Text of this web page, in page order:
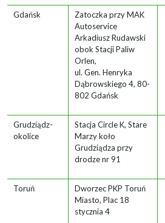
Gdańsk
Zatoczka przy MAK
Autoservice
Arkadiusz Rudawski
obok Stacji Paliw
Orlen,
ul. Gen. Henryka
Dąbrowskiego 4, 80-
802 Gdańsk
Grudziądz-
okolice
Stacja Circle K, Stare
Marzy koło
Grudziądza przy
drodze nr 91
Toruń
Dworzec PKP Toruń
Miasto, Plac 18
stycznia 4